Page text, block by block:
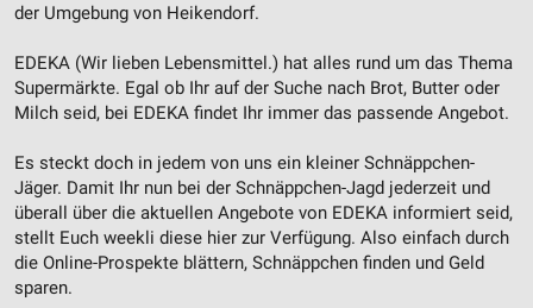
der Umgebung von Heikendorf.
EDEKA (Wir lieben Lebensmittel.) hat alles rund um das Thema
Supermärkte. Egal ob Ihr auf der Suche nach Brot, Butter oder
Milch seid, bei EDEKA findet Ihr immer das passende Angebot.
Es steckt doch in jedem von uns ein kleiner Schnäppchen-
Jäger. Damit Ihr nun bei der Schnäppchen-Jagd jederzeit und
überall über die aktuellen Angebote von EDEKA informiert seid,
stellt Euch weekli diese hier zur Verfügung. Also einfach durch
die Online-Prospekte blättern, Schnäppchen finden und Geld
sparen.